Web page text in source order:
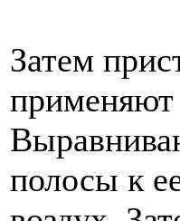
Затем
применяют
полосы к